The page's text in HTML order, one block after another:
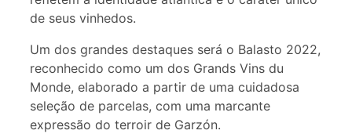
de seus vinhedos.
Um dos grandes destaques será o Balasto 2022,
reconhecido como um dos Grands Vins du
Monde, elaborado a partir de uma cuidadosa
seleção de parcelas, com uma marcante
expressão do terroir de Garzón.